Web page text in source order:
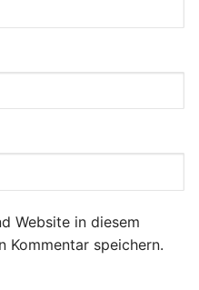
Website in diesem
Kommentar speichern.